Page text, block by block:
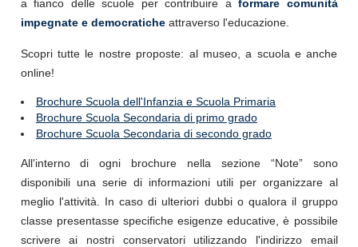
a fianco delle scuole per contribuire a formare comunità
impegnate e democraticheattraverso l'educazione.
Scopri tutte le nostre proposte: al museo, a scuola e anche
online!
Brochure Scuola dell'Infanzia e Scuola Primaria
Brochure Scuola Secondaria di primo grado
Brochure Scuola Secondaria di secondo grado
All'interno di ogni brochure nella sezione “Note” sono
disponibili una serie di informazioni utili per organizzare al
meglio l'attività. In caso di ulteriori dubbi o qualora il gruppo
classe presentasse specifiche esigenze educative, è possibile
scrivere ai nostri conservatori utilizzando l'indirizzo email